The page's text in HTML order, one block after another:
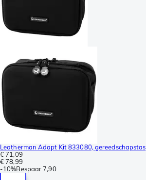
Leatherman Adapt Kit 833080, gereedschapstas
€ 71,09
€ 78,99
-10%Bespaar 7,90